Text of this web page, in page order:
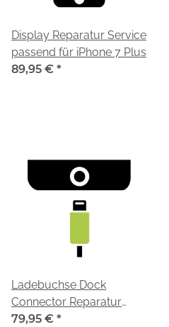
Display Reparatur Service
passend für iPhone 7 Plus
89,95 € *
Ladebuchse Dock
Connector Reparatur
Service passend für
79,95 € *